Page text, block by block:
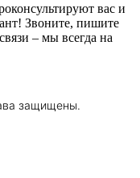
вас и
Звоните, пишите
– мы всегда на
защищены.